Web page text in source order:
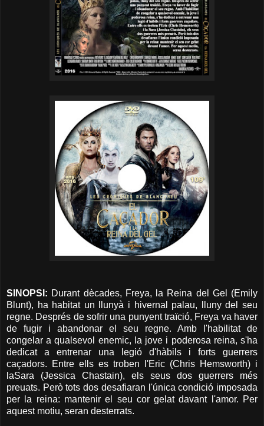
SINOPSI: Durant dècades, Freya, la Reina del Gel (Emily
Blunt), ha habitat un llunyà i hivernal palau, lluny del seu
regne. Després de sofrir una punyent traïció, Freya va haver
de fugir i abandonar el seu regne. Amb l'habilitat de
congelar a qualsevol enemic, la jove i poderosa reina, s'ha
dedicat a entrenar una legió d'hàbils i forts guerrers
caçadors. Entre ells es troben l'Eric (Chris Hemsworth) i
laSara (Jessica Chastain), els seus dos guerrers més
preuats. Però tots dos desafiaran l'única condició imposada
per la reina: mantenir el seu cor gelat davant l'amor. Per
aquest motiu, seran desterrats.